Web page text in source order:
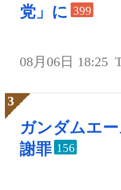
党」に 399
08月06日 18:25
ガンダムエ
謝罪 156